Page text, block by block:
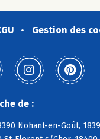
Gestion des
de :
Nohant-en-Goût,